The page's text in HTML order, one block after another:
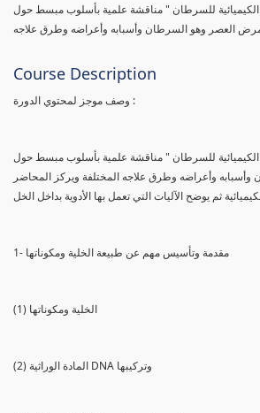
الكيميائية للسرطان " مناقشة علمية بأسلوب مبسط حول
العصر وهو السرطان وأسبابه وأعراضه وطرق علاجه
Course Description
وصف موجز لمحتوي الدورة :
الكيميائية للسرطان " مناقشة علمية بأسلوب مبسط حول
وأعراضه وطرق علاجه المختلفة ويركز المحاضر
ثم يوضح الآليات التي تعمل بها الأدوية بداخل الخل
1- مقدمة وتأسيس مهم عن طبيعة الخلية ومكوناتها
(1) الخلية ومكوناتها
(2) المادة الوراثية DNA وتركيبها